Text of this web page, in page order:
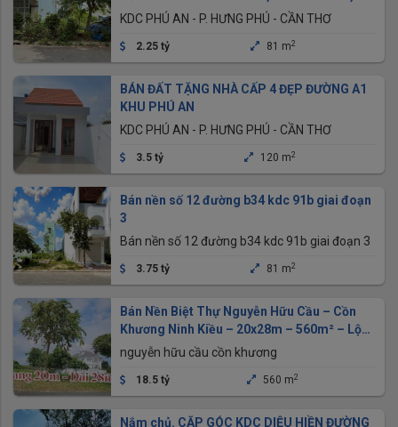
CẦN THƠ GIA TỐT NHẤT
KDC PHÚ AN - P. HƯNG PHÚ - CẦN THƠ
2.25 tỷ 81 m2
BÁN ĐẤT TẶNG NHÀ CẤP 4 ĐẸP ĐƯỜNG A1
KHU PHÚ AN
KDC PHÚ AN - P. HƯNG PHÚ - CẦN THƠ
3.5 tỷ 120 m2
Bán nền số 12 đường b34 kdc 91b giai đoạn
3
Bán nền số 12 đường b34 kdc 91b giai đoạn 3
3.75 tỷ 81 m2
Bán Nền Biệt Thự Nguyễn Hữu Cầu – Cồn
Khương Ninh Kiều – 20x28m – 560m² – Lộ
20m
nguyễn hữu cầu cồn khương
18.5 tỷ 560 m2
Nắm chủ. CẶP GÓC KDC DIỆU HIỀN ĐƯỜNG